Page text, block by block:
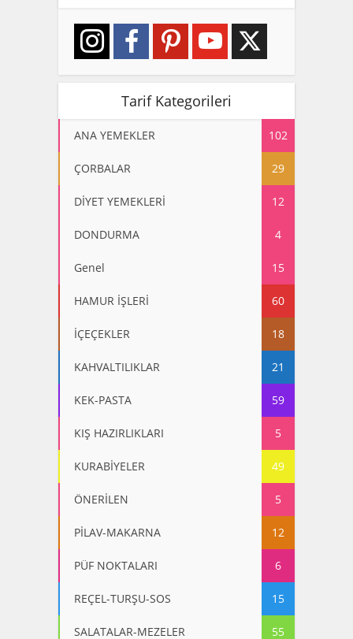
Tarif Kategorileri
ANA YEMEKLER 102
ÇORBALAR 29
DİYET YEMEKLERİ 12
DONDURMA 4
Genel 15
HAMUR İŞLERİ 60
İÇEÇEKLER 18
KAHVALTILIKLAR 21
KEK-PASTA 59
KIŞ HAZIRLIKLARI 5
KURABİYELER 49
ÖNERİLEN 5
PİLAV-MAKARNA 12
PÜF NOKTALARI 6
REÇEL-TURŞU-SOS 15
SALATALAR-MEZELER 55